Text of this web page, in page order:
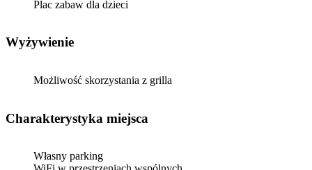
Plac zabaw dla dzieci
Wyżywienie
Możliwość skorzystania z grilla
Charakterystyka miejsca
Własny parking